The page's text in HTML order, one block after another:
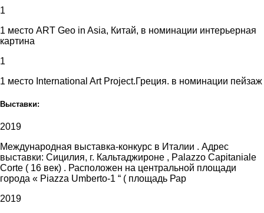
1
1 место ART Geo in Asia, Китай, в номинации интерьерная
картина
1
1 место International Art Project.Греция. в номинации пейзаж
Выставки:
2019
Международная выставка-конкурс в Италии . Адрес
выставки: Сицилия, г. Кальтаджироне , Palazzo Capitaniale
Corte ( 16 век) . Расположен на центральной площади
города « Piazza Umberto-1 “ ( площадь Рар
2019